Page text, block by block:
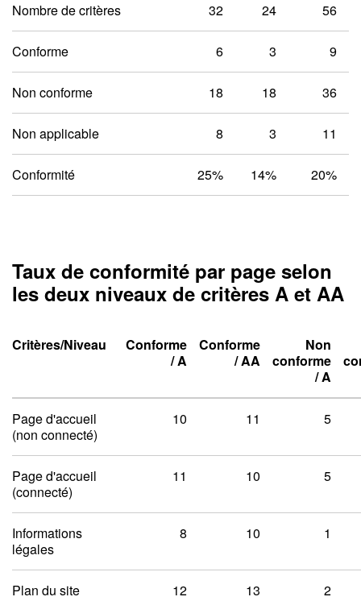
Nombre de critères 32 24 56
Conforme 6 3 9
Non conforme 18 18 36
Non applicable 8 3 11
Conformité 25% 14% 20%
Taux de conformité par page selon
les deux niveaux de critères A et AA
Taux de conformité par
Critères/Niveau
Conforme
/A
Conforme
/AA
Non
conforme
/A
Page d'accueil
(non connecté)
10 11 5
Page d'accueil
(connecté)
11 10 5
Informations
légales
8 10 1
Plan du site 12 13 2